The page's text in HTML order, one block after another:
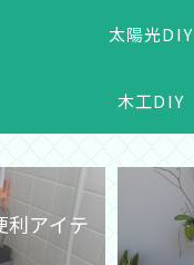
太陽光DIY
木工DIY
利アイテ